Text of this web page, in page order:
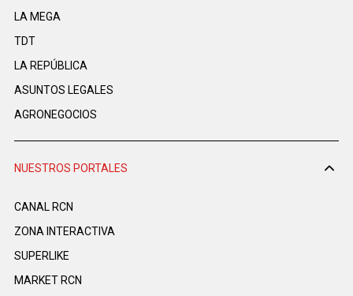
LA MEGA
TDT
LA REPÚBLICA
ASUNTOS LEGALES
AGRONEGOCIOS
NUESTROS PORTALES
CANAL RCN
ZONA INTERACTIVA
SUPERLIKE
MARKET RCN